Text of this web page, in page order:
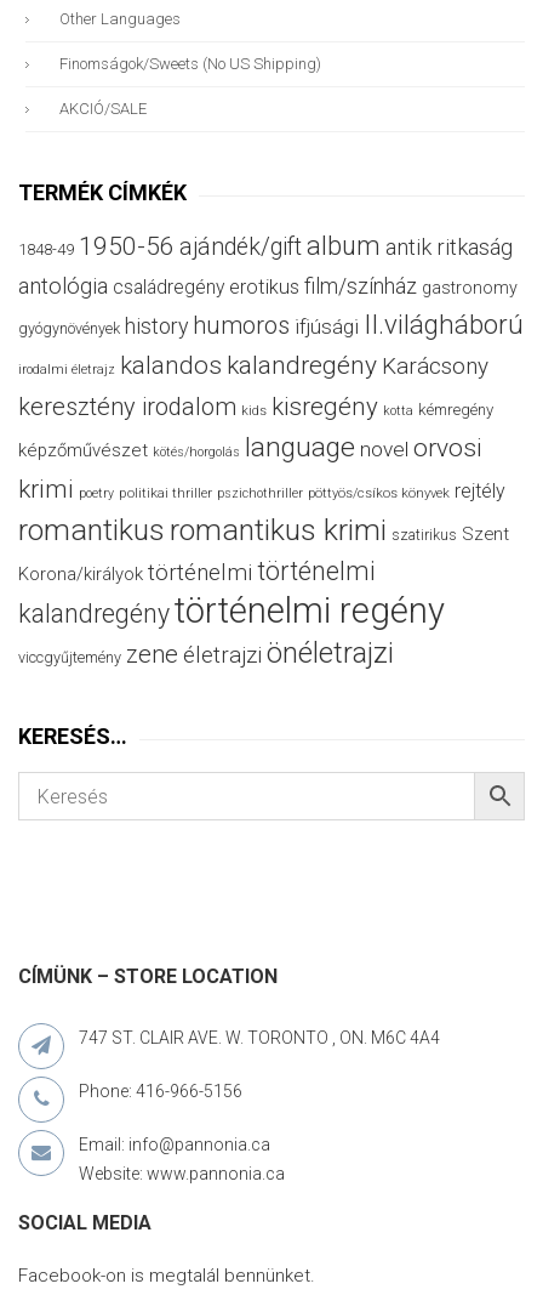
Other Languages
Finomságok/sweets (no US Shipping)
AKCIÓ/SALE
TERMÉK CÍMKÉK
1848-49 1950-56 ajándék/giftalbum antik ritkaság
antológia családregény erotikus film/színház gastronomy
gyógynövények history humoros ifjúsági II.világháború
irodalmi életrajz kalandos kalandregény Karácsony
keresztény irodalom kids kisregény kotta kémregény
képzőművészet kötés/horgolás language novel orvosi
krimi poetry politikai thriller pszichothriller pöttyös/csíkos könyvek rejtély
romantikus romantikus krimi szatirikus Szent
Korona/királyok történelmi történelmi
kalandregénytörténelmi regény
viccgyűjtemény zene életrajzi önéletrajzi
KERESÉS…
CÍMÜNK – STORE LOCATION
747 ST. CLAIR AVE. W. TORONTO , ON. M6C 4A4
Phone: 416-966-5156
Email: info@pannonia.ca
Website: www.pannonia.ca
SOCIAL MEDIA
Facebook-on is megtalál bennünket.